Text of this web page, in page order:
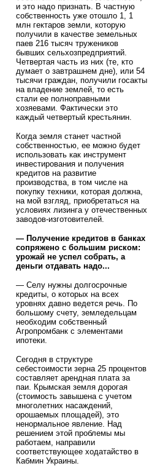
и это надо признать. В частную
собственность уже отошло 1, 1
млн гектаров земли, которую
получили в качестве земельных
паев 216 тысяч тружеников
бывших сельхозпредприятий.
Четвертая часть из них (те, кто
думает о завтрашнем дне), или 54
тысячи граждан, получили госакты
на владение землей, то есть
стали ее полноправными
хозяевами. Фактически это
каждый четвертый крестьянин.
Когда земля станет частной
собственностью, ее можно будет
использовать как инструмент
инвестирования и получения
кредитов на развитие
производства, в том числе на
покупку техники, которая должна,
на мой взгляд, приобретаться на
условиях лизинга у отечественных
заводов-изготовителей.
— Получение кредитов в банках
сопряжено с большим риском:
урожай не успел собрать, а
деньги отдавать надо...
— Селу нужны долгосрочные
кредиты, о которых на всех
уровнях давно ведется речь. По
большому счету, земледельцам
необходим собственный
Агропромбанк с элементами
ипотеки.
Сегодня в структуре
себестоимости зерна 25 процентов
составляет арендная плата за
паи. Крымская земля дорогая
(стоимость завышена с учетом
многолетних насаждений,
орошаемых площадей), это
ненормальное явление. Над
решением этой проблемы мы
работаем, направили
соответствующее ходатайство в
Кабмин Украины.